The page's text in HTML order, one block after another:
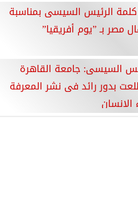
الرئيس السيسى بمناسبة
مصر بـ ”يوم أفريقيا”
السيسى: جامعة القاهرة
بدور رائد فى نشر المعرفة
الإنسان